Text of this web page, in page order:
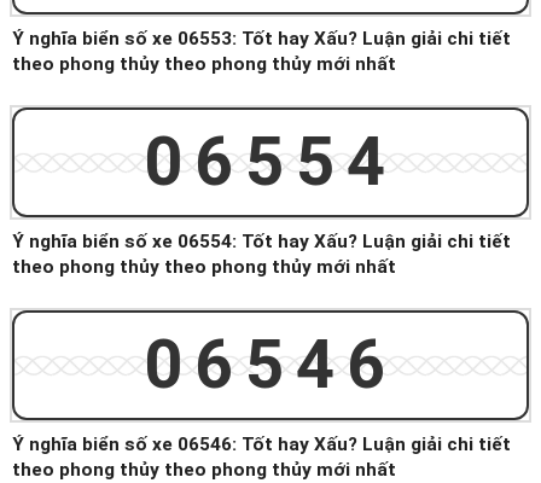
Ý nghĩa biển số xe 06553: Tốt hay Xấu? Luận giải chi tiết
theo phong thủy theo phong thủy mới nhất
06554
Ý nghĩa biển số xe 06554: Tốt hay Xấu? Luận giải chi tiết
theo phong thủy theo phong thủy mới nhất
06546
Ý nghĩa biển số xe 06546: Tốt hay Xấu? Luận giải chi tiết
theo phong thủy theo phong thủy mới nhất